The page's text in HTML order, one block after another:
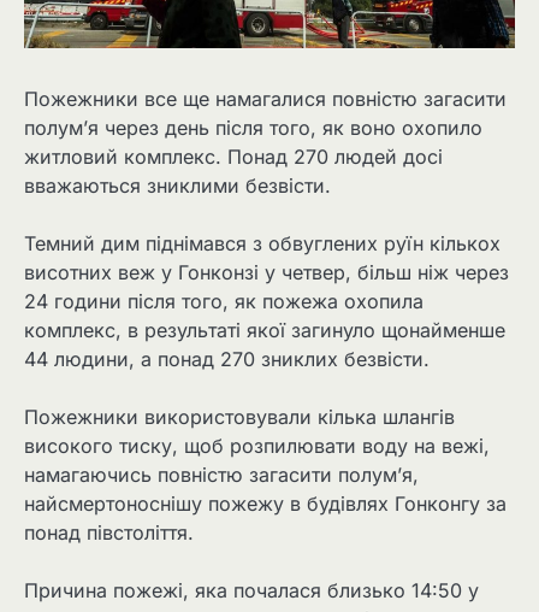
Пожежники все ще намагалися повністю загасити
полум’я через день після того, як воно охопило
житловий комплекс. Понад 270 людей досі
вважаються зниклими безвісти.
Темний дим піднімався з обвуглених руїн кількох
висотних веж у Гонконзі у четвер, більш ніж через
24 години після того, як пожежа охопила
комплекс, в результаті якої загинуло щонайменше
44 людини, а понад 270 зниклих безвісти.
Пожежники використовували кілька шлангів
високого тиску, щоб розпилювати воду на вежі,
намагаючись повністю загасити полум’я,
найсмертоноснішу пожежу в будівлях Гонконгу за
понад півстоліття.
Причина пожежі, яка почалася близько 14:50 у